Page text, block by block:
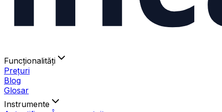
Funcționalități
Prețuri
Blog
Glosar
Instrumente